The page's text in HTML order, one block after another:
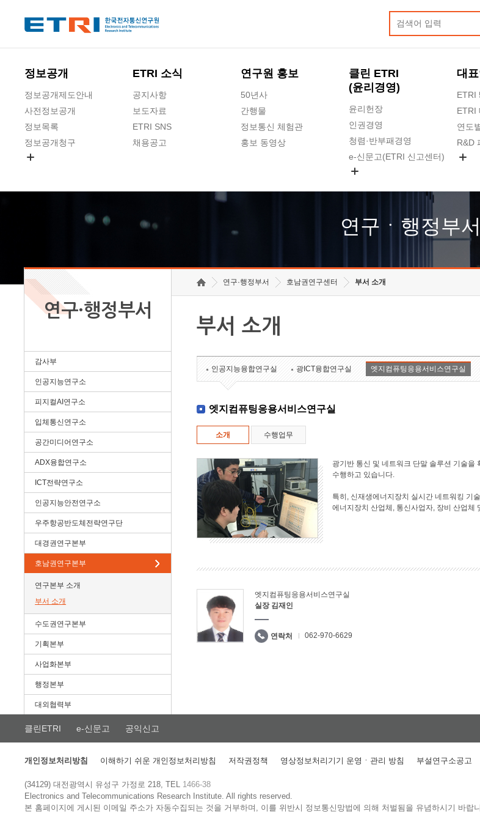
정보공개
정보공개제도안내
사전정보공개
정보목록
정보공개청구
ETRI 소식
공지사항
보도자료
ETRI SNS
채용공고
연구원 홍보
50년사
간행물
정보통신 체험관
홍보 동영상
클린 ETRI
(윤리경영)
윤리헌장
인권경영
청렴·반부패경영
e-신문고(ETRI 신고센터)
고객의소리
수의계약 현황
대
ETRI
ETRI
연도
R&D
연구ㆍ행정부서
연구·행정부서
감사부
인공지능연구소
피지컬AI연구소
입체통신연구소
공간미디어연구소
ADX융합연구소
ICT전략연구소
인공지능안전연구소
우주항공반도체전략연구단
대경권연구본부
호남권연구본부
연구본부 소개
부서 소개
수도권연구본부
기획본부
사업화본부
행정본부
대외협력부
연구·행정부서 호남권연구센터 부서 소개
부서 소개
인공지능융합연구실 광ICT융합연구실 엣지컴퓨팅응용서비스연구실
엣지컴퓨팅응용서비스연구실
소개 수행업무
광기반 통신 및 네트워크 단말 솔루션 기술
수행하고 있습니다.
특히, 신재생에너지장치 실시간 네트워킹 기
에너지장치 산업체, 통신사업자, 장비 산업체
엣지컴퓨팅응용서비스연구실
실장 김재인
연락처 062-970-6629
클린ETRI e-신문고 공익신고
개인정보처리방침 이해하기 쉬운 개인정보처리방침 저작권정책 영상정보처리기기 운영ㆍ관리 방침 부설연구소공고
(34129) 대전광역시 유성구 가정로 218, TEL 1466-38
Electronics and Telecommunications Research Institute.All rights reserved.
본 홈페이지에 게시된 이메일 주소가 자동수집되는 것을 거부하며, 이를 위반시 정보통신망법에 의해 처벌됨을 유념하시기 바랍